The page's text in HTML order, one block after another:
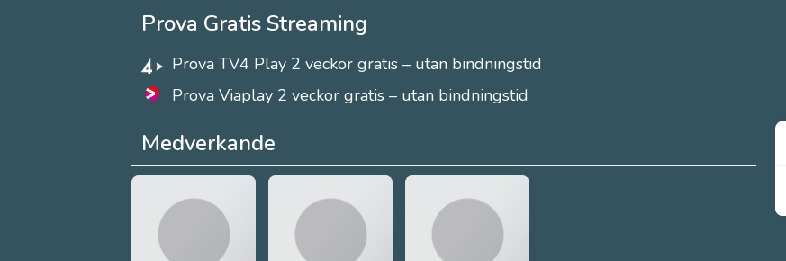
Prova Gratis Streaming
Prova TV4 Play 2 veckor gratis – utan bindningstid
Prova Viaplay 2 veckor gratis – utan bindningstid
Medverkande